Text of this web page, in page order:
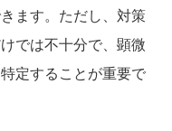
ます。ただし、対策
では不十分で、顕微
定することが重要で